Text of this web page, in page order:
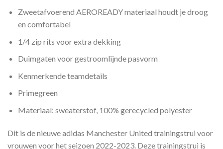
Zweetafvoerend AEROREADY materiaal houdt je droog
en comfortabel
1/4 zip rits voor extra dekking
Duimgaten voor gestroomlijnde pasvorm
Kenmerkende teamdetails
Primegreen
Materiaal: sweaterstof, 100% gerecycled polyester
Dit is de nieuwe adidas Manchester United trainingstrui voor
vrouwen voor het seizoen 2022-2023. Deze trainingstrui is